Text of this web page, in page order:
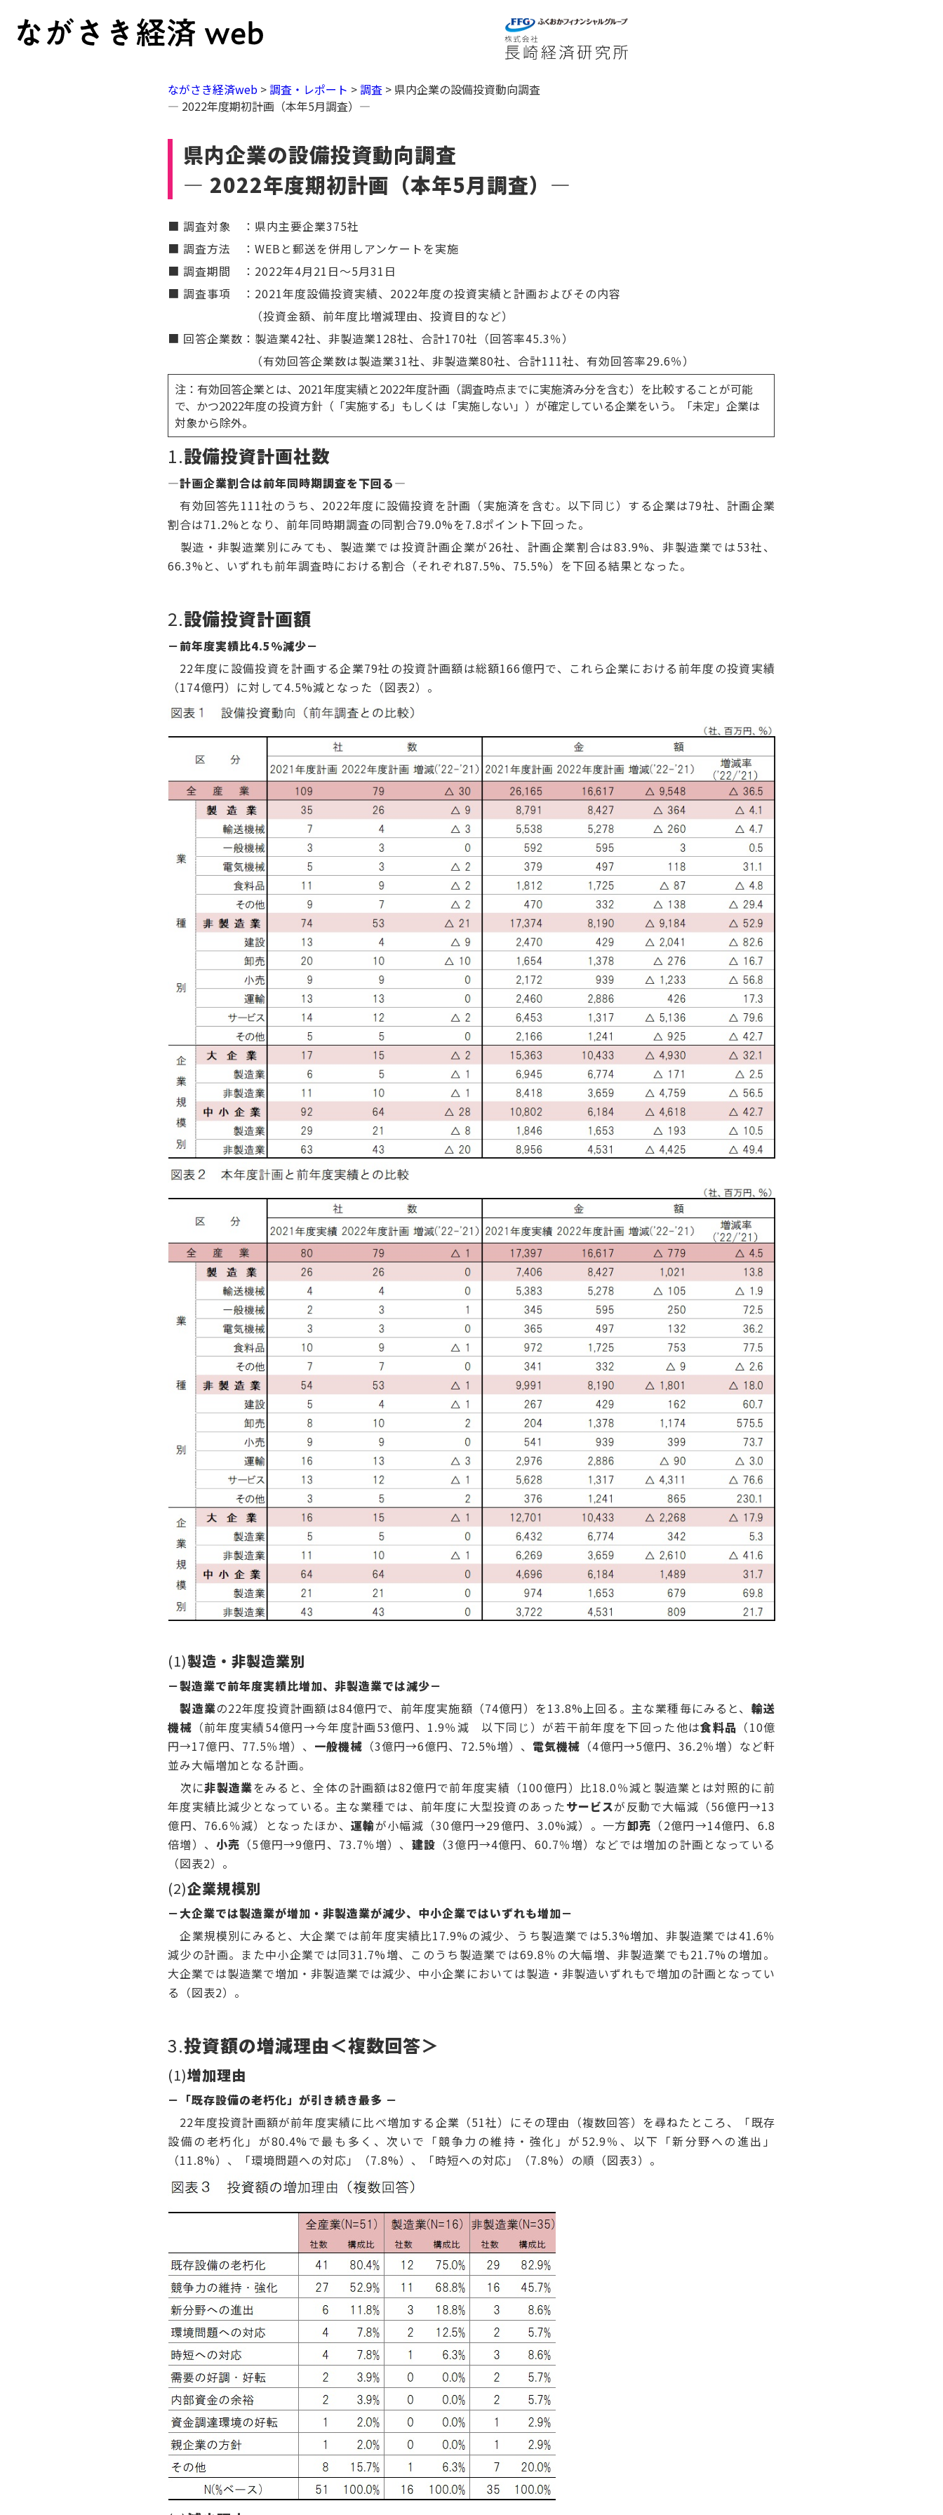
ながさき経済web >調査・レポート >調査 > 県内企業の設備投資動向調査
― 2022年度期初計画（本年5月調査）―
県内企業の設備投資動向調査
― 2022年度期初計画（本年5月調査）―
■ 調査対象 ：県内主要企業375社
■ 調査方法 ：WEBと郵送を併用しアンケートを実施
■ 調査期間 ：2022年4月21日～5月31日
■ 調査事項 ：2021年度設備投資実績、2022年度の投資実績と計画およびその内容
（投資金額、前年度比増減理由、投資目的など）
■ 回答企業数：製造業42社、非製造業128社、合計170社（回答率45.3％）
（有効回答企業数は製造業31社、非製造業80社、合計111社、有効回答率29.6％）
注：有効回答企業とは、2021年度実績と2022年度計画（調査時点までに実施済み分を含む）を比較することが可能
で、かつ2022年度の投資方針（「実施する」もしくは「実施しない」）が確定している企業をいう。「未定」企業は
対象から除外。
1.設備投資計画社数
―計画企業割合は前年同時期調査を下回る―
有効回答先111社のうち、2022年度に設備投資を計画（実施済を含む。以下同じ）する企業は79社、計画企業
割合は71.2%となり、前年同時期調査の同割合79.0%を7.8ポイント下回った。
製造・非製造業別にみても、製造業では投資計画企業が26社、計画企業割合は83.9%、非製造業では53社、
66.3%と、いずれも前年調査時における割合（それぞれ87.5%、75.5%）を下回る結果となった。
2.設備投資計画額
－前年度実績比4.5％減少－
22年度に設備投資を計画する企業79社の投資計画額は総額166億円で、これら企業における前年度の投資実績
（174億円）に対して4.5%減となった（図表2）。
(1)製造・非製造業別
－製造業で前年度実績比増加、非製造業では減少－
製造業の22年度投資計画額は84億円で、前年度実施額（74億円）を13.8%上回る。主な業種毎にみると、 輸送
機械 （前年度実績54億円→今年度計画53億円、1.9％減 以下同じ）が若干前年度を下回った他は食料品 （10億
円→17億円、77.5％増）、 一般機械 （3億円→6億円、72.5%増）、 電気機械 （4億円→5億円、36.2％増）など軒
並み大幅増加となる計画。
次に非製造業をみると、全体の計画額は82億円で前年度実績（100億円）比18.0％減と製造業とは対照的に前
年度実績比減少となっている。主な業種では、前年度に大型投資のあったサービスが反動で大幅減（56億円→13
億円、76.6％減）となったほか、 運輸が小幅減（30億円→29億円、3.0%減）。一方卸売 （2億円→14億円、6.8
倍増）、 小売 （5億円→9億円、73.7％増）、 建設 （3億円→4億円、60.7％増）などでは増加の計画となっている
（図表2）。
(2)企業規模別
－大企業では製造業が増加・非製造業が減少、中小企業ではいずれも増加－
企業規模別にみると、大企業では前年度実績比17.9%の減少、うち製造業では5.3%増加、非製造業では41.6％
減少の計画。また中小企業では同31.7%増、このうち製造業では69.8％の大幅増、非製造業でも21.7%の増加。
大企業では製造業で増加・非製造業では減少、中小企業においては製造・非製造いずれもで増加の計画となってい
る（図表2）。
3.投資額の増減理由＜複数回答＞
(1)増加理由
－「既存設備の老朽化」が引き続き最多 －
22年度投資計画額が前年度実績に比べ増加する企業（51社）にその理由（複数回答）を尋ねたところ、「既存
設備の老朽化」が80.4%で最も多く、次いで「競争力の維持・強化」が52.9％、以下「新分野への進出」
（11.8%）、「環境問題への対応」（7.8%）、「時短への対応」（7.8%）の順（図表3）。